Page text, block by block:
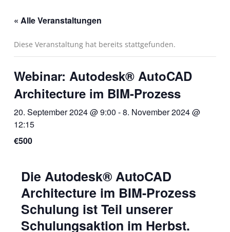
« Alle Veranstaltungen
Diese Veranstaltung hat bereits stattgefunden.
Webinar: Autodesk® AutoCAD
Architecture im BIM-Prozess
20. September 2024 @ 9:00 -8. November 2024 @
12:15
€500
Die Autodesk® AutoCAD
Architecture im BIM-Prozess
Schulung ist Teil unserer
Schulungsaktion im Herbst.